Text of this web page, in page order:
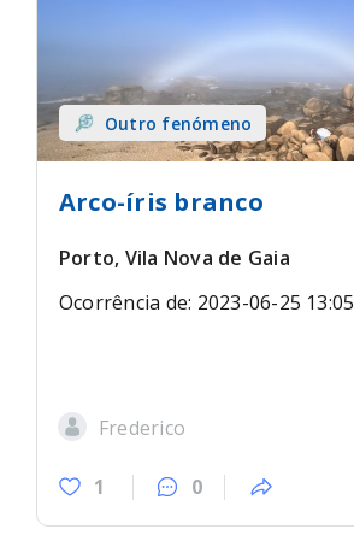
Outro fenómeno
Arco-íris branco
Porto, Vila Nova de Gaia
Ocorrência de: 2023-06-25 13:05
Frederico
1 0